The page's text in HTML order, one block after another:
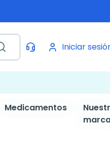
Iniciar
Medicamentos